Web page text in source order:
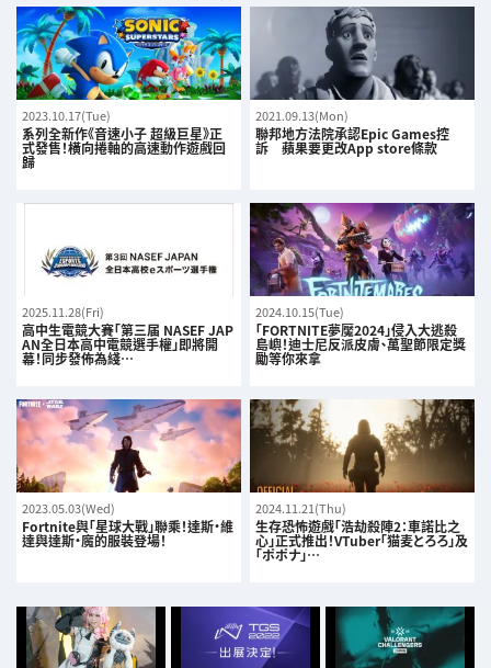
2023.10.17(Tue)
系列全新作《音速小子 超級巨星》正
式發售！橫向捲軸的高速動作遊戲回
歸
2021.09.13(Mon)
聯邦地方法院承認Epic Games控
訴 蘋果要更改App store條款
2025.11.28(Fri)
高中生電競大賽「第三届 NASEF JAP
AN全日本高中電競選手權」即將開
幕！同步發佈為綫…
2024.10.15(Tue)
「FORTNITE夢魘2024」侵入大逃殺
島嶼！迪士尼反派皮膚、萬聖節限定獎
勵等你來拿
2023.05.03(Wed)
Fortnite與「星球大戰」聯乘！達斯・維
達與達斯・魔的服裝登場！
2024.11.21(Thu)
生存恐怖遊戲「浩劫殺陣2：車諾比之
心」正式推出！VTuber「猫麦とろろ」及
「ポポナ」…